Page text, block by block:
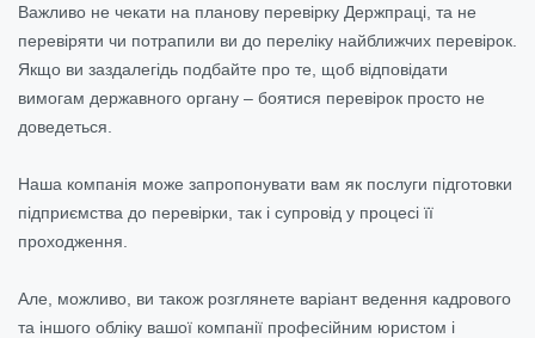
Важливо не чекати на планову перевірку Держпраці, та не
перевіряти чи потрапили ви до переліку найближчих перевірок.
Якщо ви заздалегідь подбайте про те, щоб відповідати
вимогам державного органу – боятися перевірок просто не
доведеться.
Наша компанія може запропонувати вам як послуги підготовки
підприємства до перевірки, так і супровід у процесі її
проходження.
Але, можливо, ви також розглянете варіант ведення кадрового
та іншого обліку вашої компанії професійним юристом і